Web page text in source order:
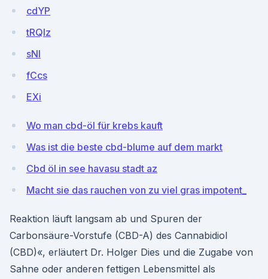
cdYP
tRQIz
sNl
fCcs
EXi
Wo man cbd-öl für krebs kauft
Was ist die beste cbd-blume auf dem markt
Cbd öl in see havasu stadt az
Macht sie das rauchen von zu viel gras impotent_
Reaktion läuft langsam ab und Spuren der
Carbonsäure-Vorstufe (CBD-A) des Cannabidiol
(CBD)«, erläutert Dr. Holger Dies und die Zugabe von
Sahne oder anderen fettigen Lebensmittel als